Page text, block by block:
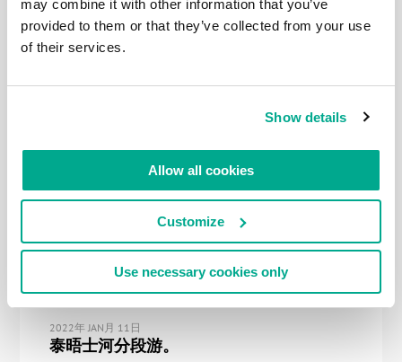
may combine it with other information that you’ve
provided to them or that they’ve collected from your use
of their services.
Show details
Allow all cookies
Customize
Use necessary cookies only
里……特别安静的一条小径。 小松鼠在树上跳来跳去。
一个轮渡口。我们也需要轮渡的，只是要稍晚些。
Sunbury lock又是一个大坝综合体。我们已经走了5公
靠”. 真好! 泰晤士河在这里是这样的… “希望-4”:) 又时无
水里还有当地的禽类。 看，就是它们。 “仪仗队” 🙂 边
去。 桥！互联网提示是沃尔顿桥。没什么特别的，只
是一座桥。到这里我们必须做个总结：一共走了8公
里。仅8公里的路程我们就拍了50张照片了！也许你应
该在接下来的帖子中延续你的乐趣，继续阅读这段引人
2022年 JAN月 11日
泰晤士河分段游。